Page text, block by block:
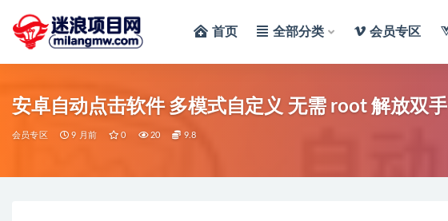
首页 全部分类 会员专区
安卓自动点击软件 多模式自定义 无需 root 解放双手
会员专区 9 月前 0 20 9.8